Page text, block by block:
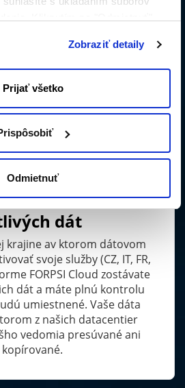
Zobraziť detaily
Prijať všetko
Odmietnuť
podporu riešení VMware
virtuálnych diskov
cloudových riešení tretích
uchovávanie
dát
krajine av ktorom dátovom
svoje služby (CZ, IT, FR,
FORPSI Cloud zostávate
dát a máte plnú kontrolu
umiestnené. Vaše dáta
z našich datacentier
vedomia presúvané ani
kopírované.